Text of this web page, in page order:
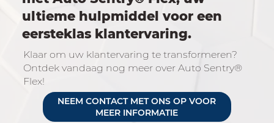
ultieme hulpmiddel voor een
eersteklas klantervaring.
Klaar om uw klantervaring te transformeren?
Ontdek vandaag nog meer over Auto Sentry®
Flex!
NEEM CONTACT MET ONS OP VOOR
MEER INFORMATIE